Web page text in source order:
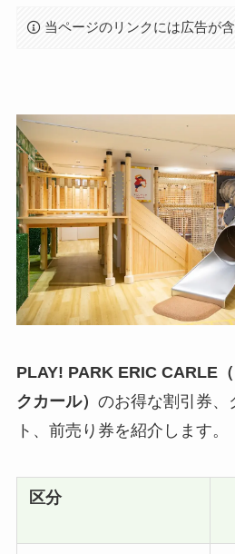
当ページのリンクには広告が含
PLAY! PARK ERIC CARLE
クカール） のお得な割引券、
ト、前売り券を紹介します。
区分